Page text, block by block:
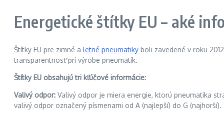
Energetické štítky EU – aké
Štítky EU pre zimné a letné pneumatiky boli zavedené v roku
transparentnosť pri výrobe pneumatík.
Štítky EU obsahujú tri kľúčové informácie:
Valivý odpor: Valivý odpor je miera energie, ktorú pneumatika
valivý odpor označený písmenami od A (najlepší) do G (najhorší).